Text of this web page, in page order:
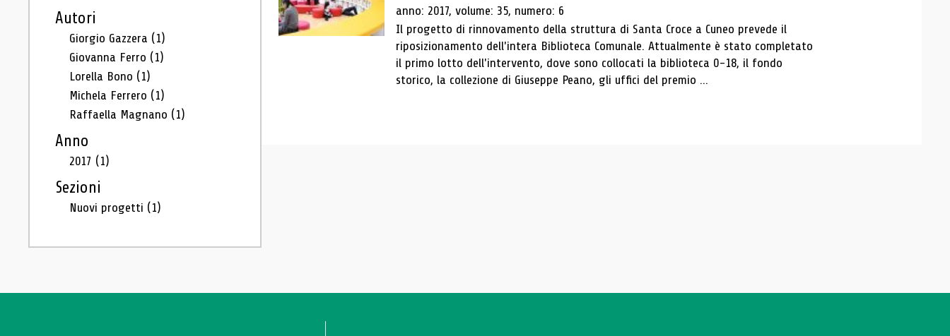
Autori
Giorgio Gazzera (1)
Giovanna Ferro (1)
Lorella Bono (1)
Michela Ferrero (1)
Raffaella Magnano (1)
Anno
2017 (1)
Sezioni
Nuovi progetti (1)
anno: 2017, volume: 35, numero: 6
Il progetto di rinnovamento della struttura di Santa Croce a Cuneo prevede il
riposizionamento dell'intera Biblioteca Comunale. Attualmente è stato completato
il primo lotto dell'intervento, dove sono collocati la biblioteca 0-18, il fondo
storico, la collezione di Giuseppe Peano, gli uffici del premio ...